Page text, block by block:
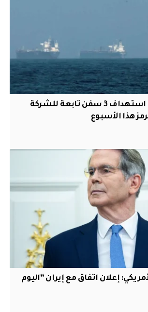
بترول أبوظبي: استهداف 3 سفن تابعة للشركة
هذا الأسبوع
إعلان اتفاق مع إيران “اليوم